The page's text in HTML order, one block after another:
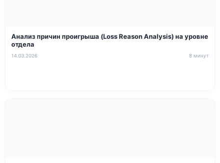
Анализ причин проигрыша (Loss Reason Analysis) на уровне
отдела
14.03.2026 8 минут